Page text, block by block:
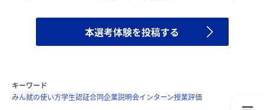
本選考体験を投稿する
キーワード
みん就の使い方学生認証合同企業説明会インターン授業評価